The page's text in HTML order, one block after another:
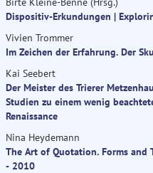
Dispositiv-Erkundungen |
Vivien Trommer
Im Zeichen der Erfahrung. Der
Kai Seebert
Der Meister des Trierer
Studien zu einem wenig
Renaissance
Nina Heydemann
The Art of Quotation. Forms and
- 2010